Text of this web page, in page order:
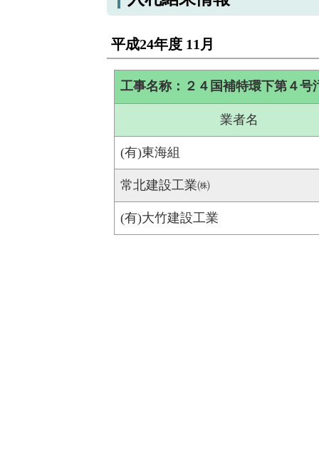
平成24年度 11月
工事名称：２４国補特環下第４号
業者名
(有)東海組
常北建設工業㈱
(有)大竹建設工業